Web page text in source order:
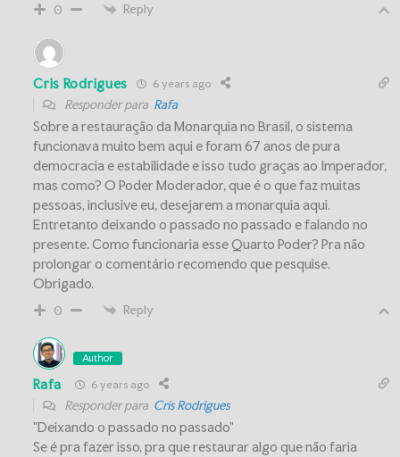
0 Reply
Cris Rodrigues 6 years ago
Responder para Rafa
Sobre a restauração da Monarquia no Brasil, o sistema
funcionava muito bem aqui e foram 67 anos de pura
democracia e estabilidade e isso tudo graças ao Imperador,
mas como? O Poder Moderador, que é o que faz muitas
pessoas, inclusive eu, desejarem a monarquia aqui.
Entretanto deixando o passado no passado e falando no
presente. Como funcionaria esse Quarto Poder? Pra não
prolongar o comentário recomendo que pesquise.
Obrigado.
0 Reply
Author
Rafa 6 years ago
Responder para Cris Rodrigues
"Deixando o passado no passado"
Se é pra fazer isso, pra que restaurar algo que não faria